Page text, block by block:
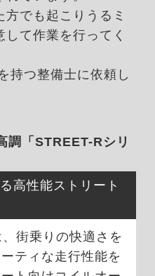
でも起こりうるミ
て作業を行ってく
持つ整備士に依頼し
調「STREET-Rシリ
高性能ストリート
街乗りの快適さを
ティな走行性能を